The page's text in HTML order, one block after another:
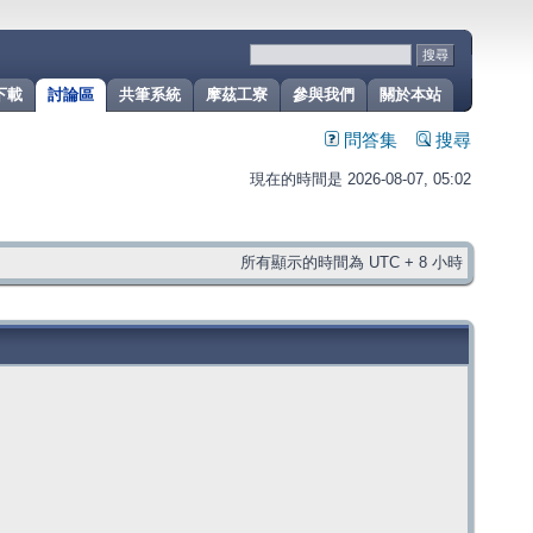
關於本站
參與我們
摩茲工寮
共筆系統
討論區
載
問答集 搜尋
現在的時間是 2026-08-07, 05:02
所有顯示的時間為 UTC + 8 小時